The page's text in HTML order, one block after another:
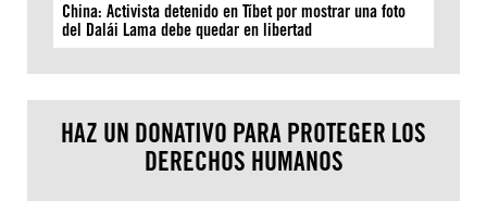
China: Activista detenido en Tíbet por mostrar una foto
del Dalái Lama debe quedar en libertad
HAZ UN DONATIVO PARA PROTEGER LOS
DERECHOS HUMANOS